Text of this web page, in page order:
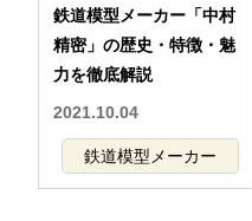
鉄道模型メーカー「中村
精密」の歴史・特徴・魅
力を徹底解説
2021.10.04
鉄道模型メーカー